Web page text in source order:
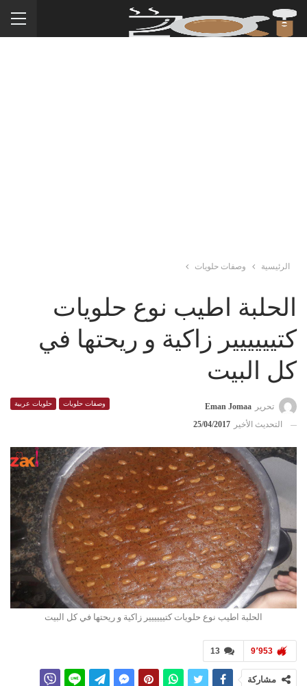
الرئيسية وصفات حلويات
الحلبة اطيب نوع حلويات
كتيييييير زاكية و ريحتها في
كل البيت
وصفات حلويات حلويات عربية تحرير
Eman Jomaa
التحديث الأخير
25/04/2017
الحلبة اطيب نوع حلويات كتيييييير زاكية و ريحتها في كل البيت
13 9٬953
مشاركة